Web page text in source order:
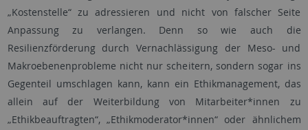
„Kostenstelle“ zu adressieren und nicht von falscher Seite
Anpassung zu verlangen. Denn so wie auch die
Resilienzförderung durch Vernachlässigung der Meso- und
Makroebenenprobleme nicht nur scheitern, sondern sogar ins
Gegenteil umschlagen kann, kann ein Ethikmanagement, das
allein auf der Weiterbildung von Mitarbeiter*innen zu
„Ethikbeauftragten“, „Ethikmoderator*innen“ oder ähnlichem